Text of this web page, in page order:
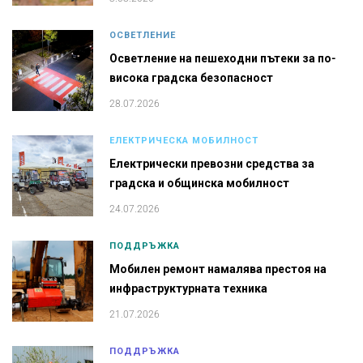
ОСВЕТЛЕНИЕ
Осветление на пешеходни пътеки за по-
висока градска безопасност
28.07.2026
ЕЛЕКТРИЧЕСКА МОБИЛНОСТ
Електрически превозни средства за
градска и общинска мобилност
24.07.2026
ПОДДРЪЖКА
Мобилен ремонт намалява престоя на
инфраструктурната техника
21.07.2026
ПОДДРЪЖКА